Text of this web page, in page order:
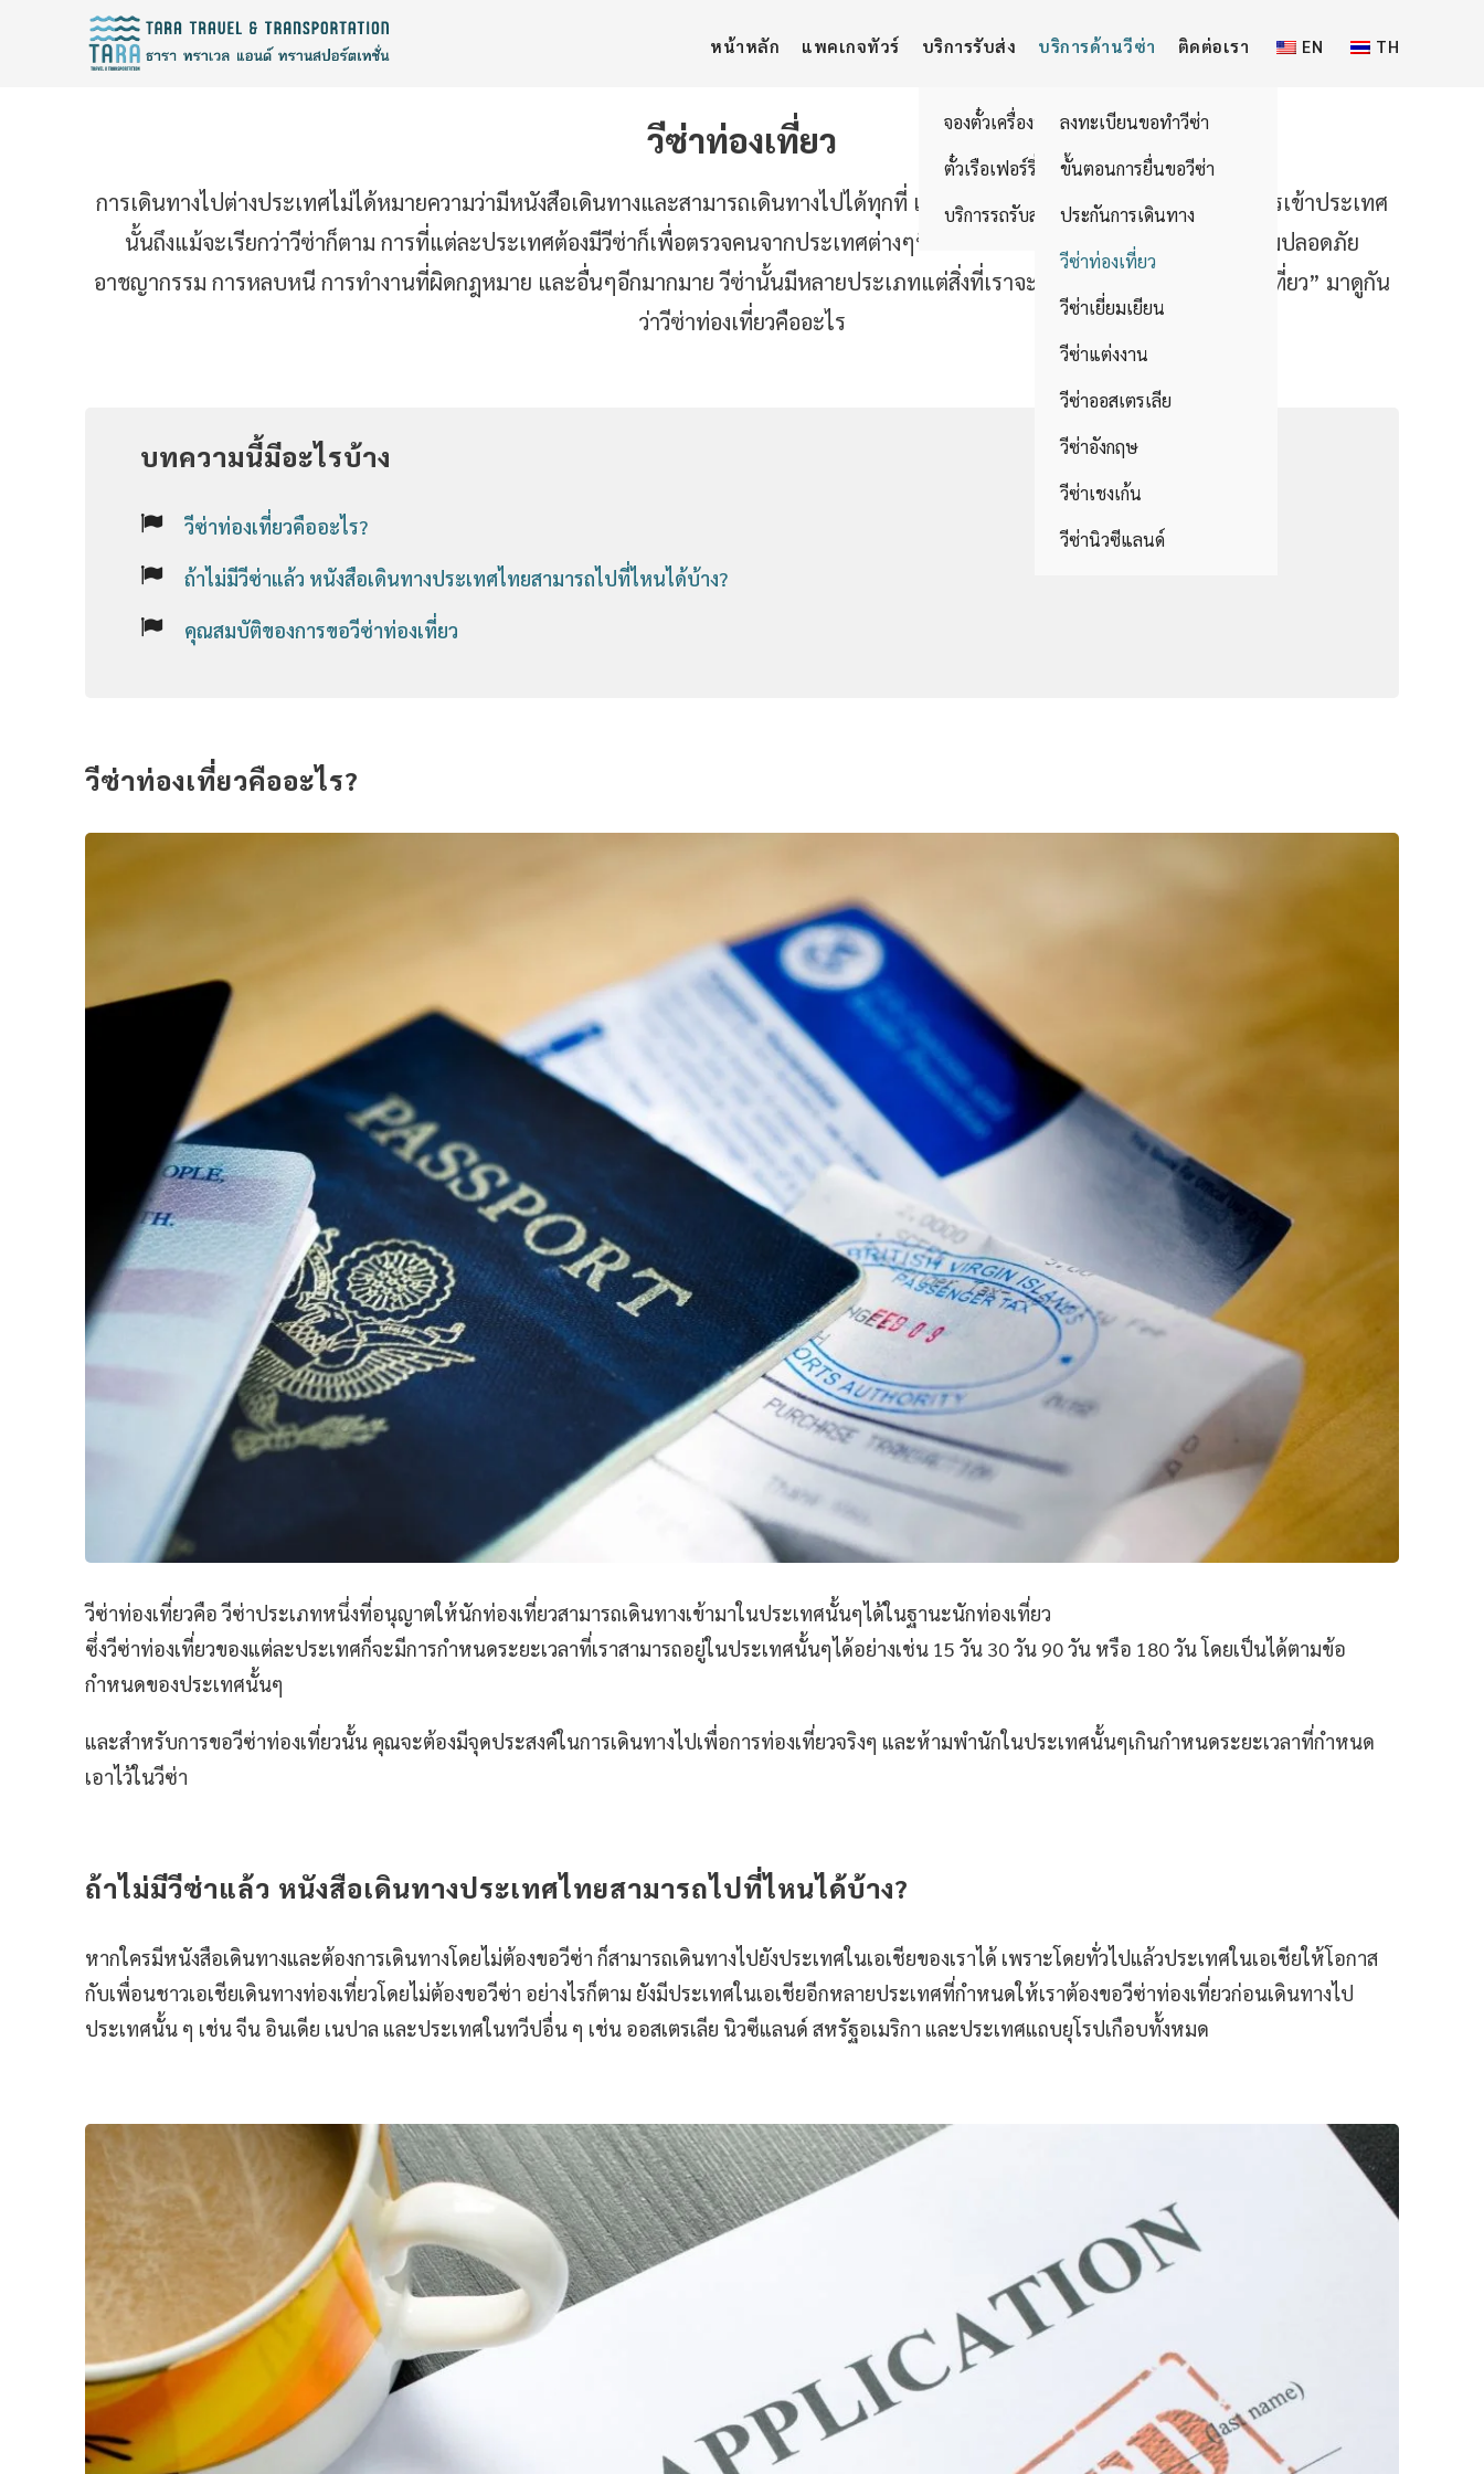
หน้าหลัก แพคเกจทัวร์ บริการรับส่ง
จองตั๋วเครื่องบิน
ตั๋วเรือเฟอร์รี่
บริการรถรับส่ง
บริการด้านวีซ่า
ลงทะเบียนขอทำวีซ่า
ขั้นตอนการยื่นขอวีซ่า
ประกันการเดินทาง
วีซ่าท่องเที่ยว
วีซ่าเยี่ยมเยียน
วีซ่าแต่งงาน
วีซ่าออสเตรเลีย
วีซ่าอังกฤษ
วีซ่าเชงเก้น
วีซ่านิวซีแลนด์
ติดต่อเรา EN TH
วีซ่าท่องเที่ยว
การเดินทางไปต่างประเทศไม่ได้หมายความว่ามีหนังสือเดินทางและสามารถเดินทางไปได้ทุกที่ เพราะในทุกประเทศมีกฎเกณฑ์ที่จำกัดการเข้าประเทศ
นั้นถึงแม้จะเรียกว่าวีซ่าก็ตาม การที่แต่ละประเทศต้องมีวีซ่าก็เพื่อตรวจคนจากประเทศต่างๆที่จะเดินทาง ไม่ว่าจะเป็นเหตุผลด้านความปลอดภัย
อาชญากรรม การหลบหนี การทำงานที่ผิดกฎหมาย และอื่นๆอีกมากมาย วีซ่านั้นมีหลายประเภทแต่สิ่งที่เราจะพูดถึงในวันนี้คือ “วีซ่าท่องเที่ยว” มาดูกัน
ว่าวีซ่าท่องเที่ยวคืออะไร
บทความนี้มีอะไรบ้าง
วีซ่าท่องเที่ยวคืออะไร?
ถ้าไม่มีวีซ่าแล้ว หนังสือเดินทางประเทศไทยสามารถไปที่ไหนได้บ้าง?
คุณสมบัติของการขอวีซ่าท่องเที่ยว
วีซ่าท่องเที่ยวคืออะไร?
วีซ่าท่องเที่ยวคือ วีซ่าประเภทหนึ่งที่อนุญาตให้นักท่องเที่ยวสามารถเดินทางเข้ามาในประเทศนั้นๆได้ในฐานะนักท่องเที่ยว
ซึ่งวีซ่าท่องเที่ยวของแต่ละประเทศก็จะมีการกำหนดระยะเวลาที่เราสามารถอยู่ในประเทศนั้นๆได้อย่างเช่น 15 วัน 30 วัน 90 วัน หรือ 180 วัน โดยเป็นได้ตามข้อ
กำหนดของประเทศนั้นๆ
และสำหรับการขอวีซ่าท่องเที่ยวนั้น คุณจะต้องมีจุดประสงค์ในการเดินทางไปเพื่อการท่องเที่ยวจริงๆ และห้ามพำนักในประเทศนั้นๆเกินกำหนดระยะเวลาที่กำหนด
เอาไว้ในวีซ่า
ถ้าไม่มีวีซ่าแล้ว หนังสือเดินทางประเทศไทยสามารถไปที่ไหนได้บ้าง?
หากใครมีหนังสือเดินทางและต้องการเดินทางโดยไม่ต้องขอวีซ่า ก็สามารถเดินทางไปยังประเทศในเอเชียของเราได้ เพราะโดยทั่วไปแล้วประเทศในเอเชียให้โอกาส
กับเพื่อนชาวเอเชียเดินทางท่องเที่ยวโดยไม่ต้องขอวีซ่า อย่างไรก็ตาม ยังมีประเทศในเอเชียอีกหลายประเทศที่กำหนดให้เราต้องขอวีซ่าท่องเที่ยวก่อนเดินทางไป
ประเทศนั้น ๆ เช่น จีน อินเดีย เนปาล และประเทศในทวีปอื่น ๆ เช่น ออสเตรเลีย นิวซีแลนด์ สหรัฐอเมริกา และประเทศแถบยุโรปเกือบทั้งหมด